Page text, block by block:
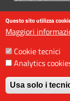
©2016-2023
Fellini 3 47921 -
Turistiche (IAT)
Questo sito utilizza
Maggiori
Cookie tecnici
Analytics
Usa solo i